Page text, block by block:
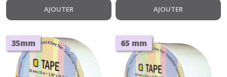
AJOUTER AJOUTER
35mm 65 mm